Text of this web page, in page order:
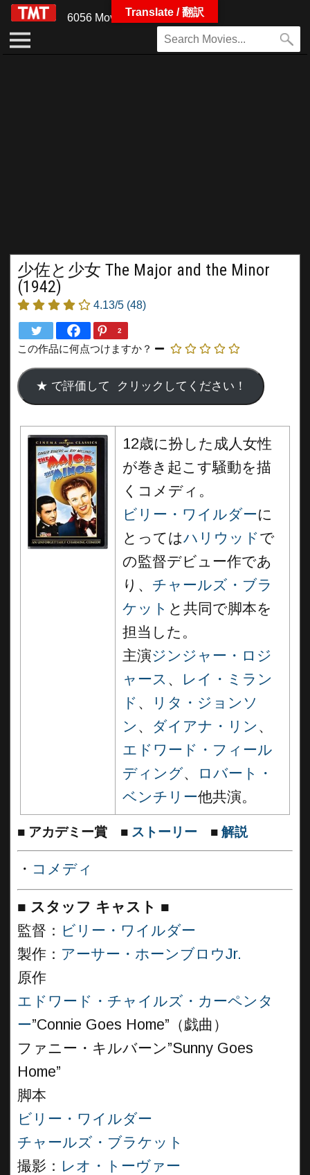
6056 Movies
少佐と少女 The Major and the Minor
(1942)
4.13/5 (48)
2
この作品に何点つけますか？
12歳に扮した成人女性
が巻き起こす騒動を描
くコメディ。
ビリー・ワイルダーに
とってはハリウッドで
の監督デビュー作であ
り、 チャールズ・ブラ
ケット と共同で脚本を
担当した。
主演ジンジャー・ロジ
ャース 、
レイ・ミラン
ド 、
リタ・ジョンソ
ン 、 ダイアナ・リン 、
エドワード・フィール
ディング、
ロバート・
ベンチリー他共演。
■ アカデミー賞 ■ ストーリー ■ 解説
・ コメディ
■ スタッフ キャスト ■
監督： ビリー・ワイルダー
製作： アーサー・ホーンブロウJr.
原作
エドワード・チャイルズ・カーペンタ
ー”Connie Goes Home”（戯曲）
ファニー・キルバーン”Sunny Goes
Home”
脚本
ビリー・ワイルダー
チャールズ・ブラケット
撮影： レオ・トーヴァー
Translate / 翻訳